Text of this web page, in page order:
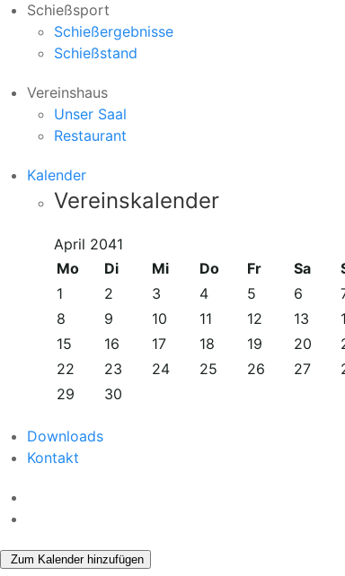
Schießsport
Schießergebnisse
Schießstand
Vereinshaus
Unser Saal
Restaurant
Kalender
Vereinskalender
April 2041
Mo
Di Mi Do Fr Sa
1
2 3 4 5 6
8
9 10 11 12 13
15
16 17 18 19 20
22
23 24 25 26 27
29
30
Downloads
Kontakt
Zum Kalender hinzufügen